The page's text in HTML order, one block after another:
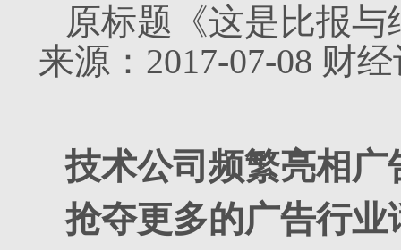
原标题《这是比报
来源：2017-07-08 财
技术公司频繁亮相广
抢夺更多的广告行业